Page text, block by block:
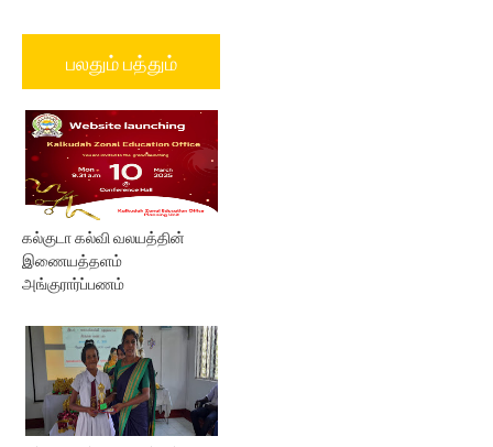
பலதும் பத்தும்
கல்குடா கல்வி வலயத்தின்
இணையத்தளம்
அங்குரார்ப்பணம்